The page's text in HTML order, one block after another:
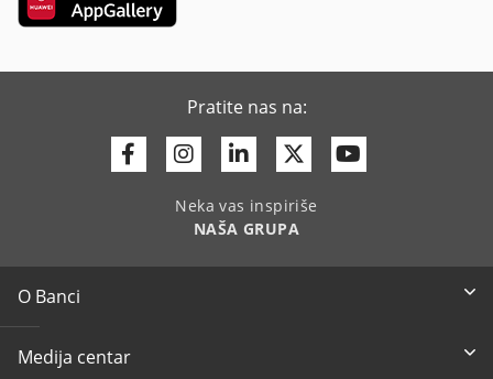
Pratite nas na:
FacebookInstagram
LinkedinTwitter
Neka vas inspiriše
NAŠA GRUPA
O Banci
Medija centar